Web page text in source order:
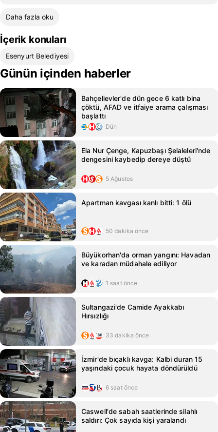
Daha fazla oku
İçerik konuları
Esenyurt Belediyesi
Günün içinden haberler
Bahçelievler'de dün gece 6 katlı bina
çöktü, AFAD ve itfaiye arama çalışması
başlattı
Dün
Ela Nur Çenge, Kapuzbaşı Şelaleleri'nde
dengesini kaybedip dereye düştü
5 Ağustos
Apartman kavgası kanlı bitti: 1 ölü
50 dakika önce
Büyükorhan'da orman yangını: Havadan
ve karadan müdahale ediliyor
1 saat önce
Sultangazi'de Camide Ayakkabı
Hırsızlığı
33 dakika önce
İzmir'de bıçaklı kavga: Kalbi duran 15
yaşındaki çocuk hayata döndürüldü
6 saat önce
Caswell'de sabah saatlerinde silahlı
saldırı: Çok sayıda kişi yaralandı